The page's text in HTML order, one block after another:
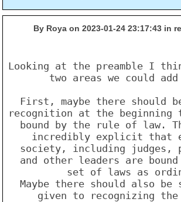
(2) By Roya on 2023-01-24 23:17:43 in
Looking at the preamble I
First, maybe there should
recognition at the
bound by the rule of law.
incredibly explicit that
society, including judges,
and other leaders are bound
Maybe there should also be
given to recognizing